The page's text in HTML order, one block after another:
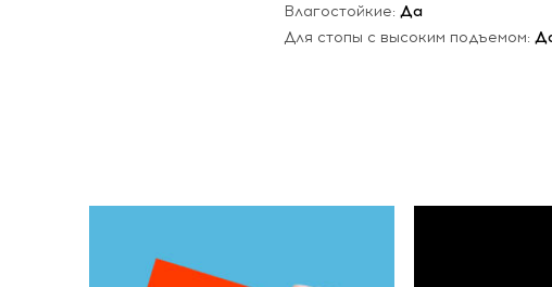
Влагостойкие: Да
Для стопы с высоким подъемом: